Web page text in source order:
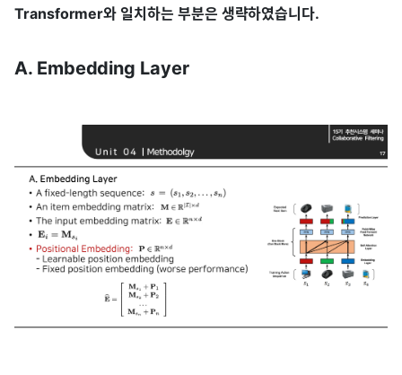
Transformer와 일치하는 부분은 생략하였습니다.
A. Embedding Layer